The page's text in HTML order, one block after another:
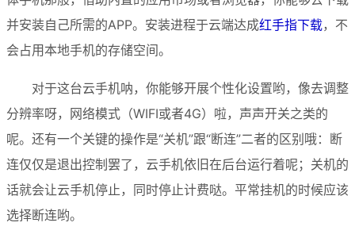
并安装自己所需的APP。安装进程于云端达成红手指下载，不
会占用本地手机的存储空间。
对于这台云手机呐，你能够开展个性化设置哟，像去调整
分辨率呀，网络模式（WIFI或者4G）啦，声声开关之类的
呢。还有一个关键的操作是“关机”跟“断连”二者的区别哦：断
连仅仅是退出控制罢了，云手机依旧在后台运行着呢；关机的
话就会让云手机停止，同时停止计费哒。平常挂机的时候应该
选择断连哟。